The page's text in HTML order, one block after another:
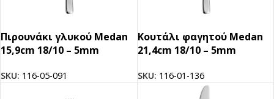
Πιρουνάκι γλυκού Medan
15,9cm 18/10 – 5mm
SKU: 116-05-091
Κουτάλι φαγητού Medan
21,4cm 18/10 – 5mm
SKU: 116-01-136